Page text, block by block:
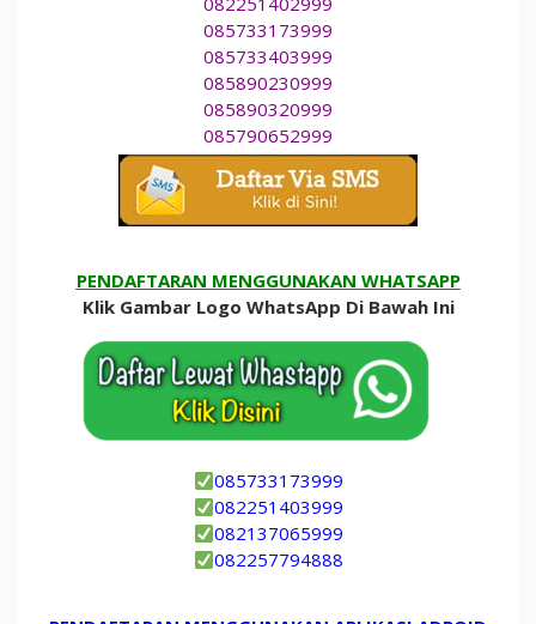
085733173999
085733403999
085890230999
085890320999
085790652999
PENDAFTARAN MENGGUNAKAN WHATSAPP
Klik Gambar Logo WhatsApp Di Bawah Ini
085733173999
082251403999
082137065999
082257794888